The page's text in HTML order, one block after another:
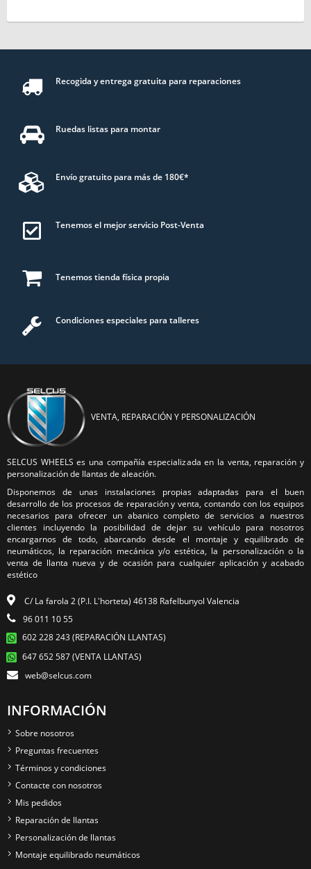
Recogida y entrega gratuita para reparaciones
Ruedas listas para montar
Envío gratuito para más de 180€*
Tenemos el mejor servicio Post-Venta
Tenemos tienda física propia
Condiciones especiales para talleres
VENTA, REPARACIÓN Y PERSONALIZACIÓN
SELCUS WHEELS es una compañía especializada en la venta, reparación y
personalización de llantas de aleación.
Disponemos de unas instalaciones propias adaptadas para el buen
desarrollo de los procesos de reparación y venta, contando con los equipos
necesarios para ofrecer un abanico completo de servicios a nuestros
clientes incluyendo la posibilidad de dejar su vehículo para nosotros
encargarnos de todo, abarcando desde el montaje y equilibrado de
neumáticos, la reparación mecánica y/o estética, la personalización o la
venta de llanta nueva y de ocasión para cualquier aplicación y acabado
estético
C/ La farola 2 (P.I. L'horteta) 46138 Rafelbunyol Valencia
96 011 10 55
602 228 243 (REPARACIÓN LLANTAS)
647 652 587 (VENTA LLANTAS)
web@selcus.com
INFORMACIÓN
Sobre nosotros
Preguntas frecuentes
Términos y condiciones
Contacte con nosotros
Mis pedidos
Reparación de llantas
Personalización de llantas
Montaje equilibrado neumáticos